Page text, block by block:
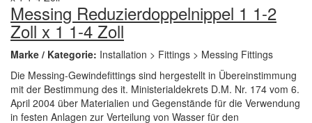
Messing Reduzierdoppelnippel 1 1-2
Zoll x 1 1-4 Zoll
Marke / Kategorie: Installation > Fittings > Messing Fittings
Die Messing-Gewindefittings sind hergestellt in Übereinstimmung
mit der Bestimmung des it. Ministerialdekrets D.M. Nr. 174 vom 6.
April 2004 über Materialien und Gegenstände für die Verwendung
in festen Anlagen zur Verteilung von Wasser für den